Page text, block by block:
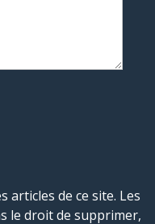
de ce site. Les
le droit de supprimer,